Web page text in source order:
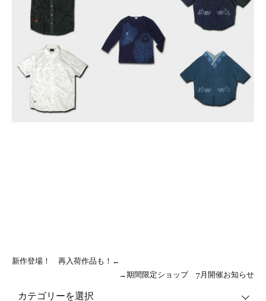
新作登場！ 再入荷作品も！←
→期間限定ショップ 7月開催お知らせ